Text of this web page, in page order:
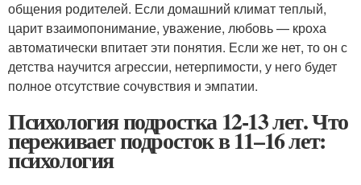
общения родителей. Если домашний климат теплый,
царит взаимопонимание, уважение, любовь — кроха
автоматически впитает эти понятия. Если же нет, то он с
детства научится агрессии, нетерпимости, у него будет
полное отсутствие сочувствия и эмпатии.
Психология подростка 12-13 лет. Что
переживает подросток в 11–16 лет:
психология